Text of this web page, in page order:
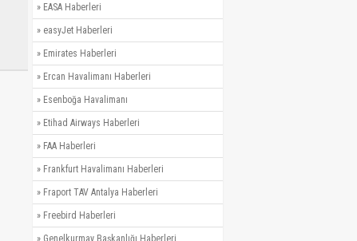
» EASA Haberleri
» easyJet Haberleri
» Emirates Haberleri
» Ercan Havalimanı Haberleri
» Esenboğa Havalimanı
» Etihad Airways Haberleri
» FAA Haberleri
» Frankfurt Havalimanı Haberleri
» Fraport TAV Antalya Haberleri
» Freebird Haberleri
» Genelkurmay Başkanlığı Haberleri